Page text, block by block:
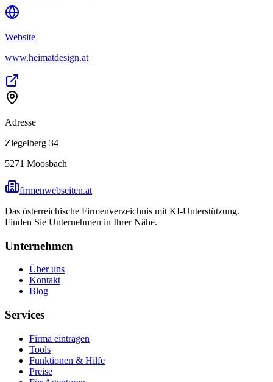
Website
www.heimatdesign.at
Adresse
Ziegelberg 34
5271 Moosbach
firmenwebseiten.at
Das österreichische Firmenverzeichnis mit KI-Unterstützung.
Finden Sie Unternehmen in Ihrer Nähe.
Unternehmen
Über uns
Kontakt
Blog
Services
Firma eintragen
Tools
Funktionen & Hilfe
Preise